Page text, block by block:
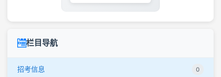
栏目导航
招考信息 0